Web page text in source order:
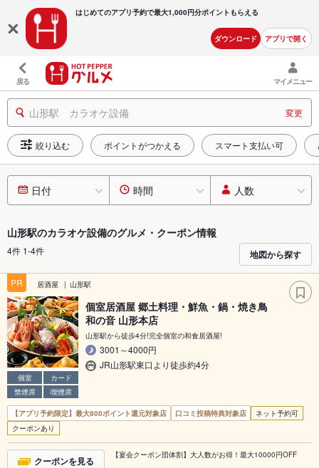
はじめてのアプリ予約で最大1,000円分ポイントもらえる
ダウンロード アプリで開く
戻る マイメニュー
山形駅 カラオケ設備 変更
絞り込む ポイントがつかえる スマート支払い可
日付 時間 人数
山形駅のカラオケ設備のグルメ・クーポン情報
4件 1-4件 地図から探す
PR 居酒屋 山形駅
個室
カード
禁煙席
喫煙席
個室居酒屋 郷土料理・鮮魚・鍋・焼き鳥
和の音 山形本店
山形駅から徒歩4分!完全個室の和食居酒屋!
3001～4000円
JR山形駅東口より徒歩約4分
【アプリ予約限定】最大800ポイント還元対象店 口コミ投稿特典対象店
ネット予約可
クーポンあり
クーポンを見る 【宴会クーポン団体割】大人数がお得！最大10000円OFF